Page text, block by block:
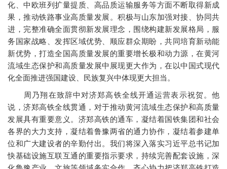
化、中欧班列扩量提质、高品质运输服务等方面不断取得新成
果，推动铁路事业高质量发展。积极与山东加强对接、协同共
进，完整准确全面贯彻新发展理念，围绕构建新发展格局，服
务国家战略、发挥区域优势、顺应群众期盼，共同培育新动能
新优势，打造全国高质量发展的重要增长极和动力源，在黄河
流域生态保护和高质量发展中展现更大作为，在以中国式现代
化全面推进强国建设、民族复兴中体现更大担当。
周乃翔在致辞中对济郑高铁全线开通运营表示祝贺。他
说，济郑高铁全线贯通，对于推动黄河流域生态保护和高质量
发展具有重要意义。济郑高铁的通车，凝结着国铁集团和社会
各界的大力支持，凝结着鲁豫两省的通力协作，凝结着参建单
位和广大建设者的辛勤付出。我们将深入落实习近平总书记加
快基础设施互联互通的重要指示要求，持续完善配套设施，深